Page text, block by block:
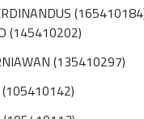
(145410202)
(135410297)
(105410142)